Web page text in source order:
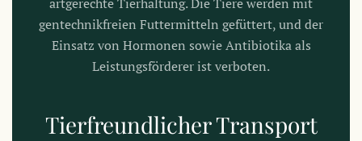
gentechnikfreien Futtermitteln gefüttert, und der
Einsatz von Hormonen sowie Antibiotika als
Leistungsförderer ist verboten.
Tierfreundlicher Transport